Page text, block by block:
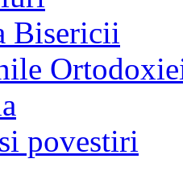
Bisericii
povestiri